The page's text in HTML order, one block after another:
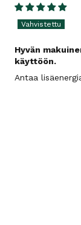
Hyvän
käyttöön.
Antaa